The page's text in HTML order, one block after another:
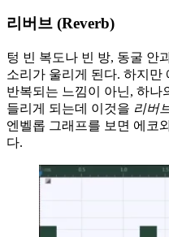
리버브 (Reverb)
텅 빈 복도나 빈 방, 동굴 안
소리가 울리게 된다. 하지만
반복되는 느낌이 아닌, 하나
들리게 되는데 이것을 리버
엔벨롭 그래프를 보면 에코
다.